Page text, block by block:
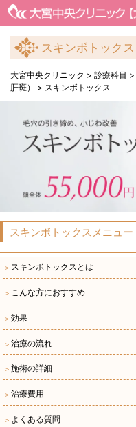
スキンボトックス
大宮中央クリニック > 診療科目 >
肝斑）
> スキンボトックス
スキンボトックスメニュー
＞ スキンボトックスとは
＞ こんな方におすすめ
＞効果
＞治療の流れ
＞施術の詳細
＞治療費用
＞ よくある質問